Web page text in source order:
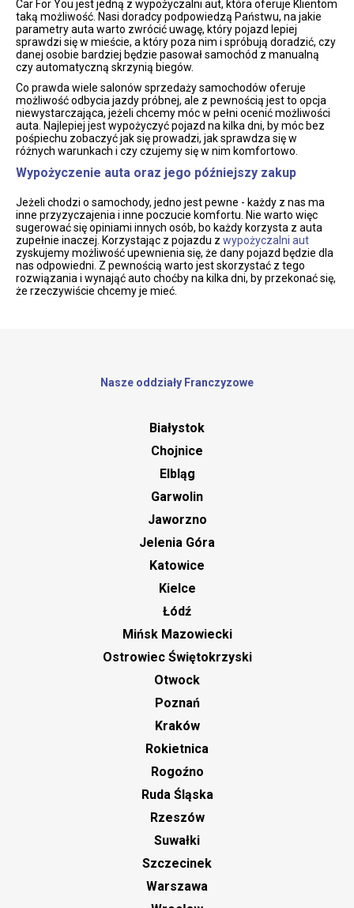
Car For You jest jedną z wypożyczalni aut, która oferuje Klientom
taką możliwość. Nasi doradcy podpowiedzą Państwu, na jakie
parametry auta warto zwrócić uwagę, który pojazd lepiej
sprawdzi się w mieście, a który poza nim i spróbują doradzić, czy
danej osobie bardziej będzie pasował samochód z manualną
czy automatyczną skrzynią biegów.
Co prawda wiele salonów sprzedaży samochodów oferuje
możliwość odbycia jazdy próbnej, ale z pewnością jest to opcja
niewystarczająca, jeżeli chcemy móc w pełni ocenić możliwości
auta. Najlepiej jest wypożyczyć pojazd na kilka dni, by móc bez
pośpiechu zobaczyć jak się prowadzi, jak sprawdza się w
różnych warunkach i czy czujemy się w nim komfortowo.
Wypożyczenie auta oraz jego późniejszy zakup
Jeżeli chodzi o samochody, jedno jest pewne - każdy z nas ma
inne przyzyczajenia i inne poczucie komfortu. Nie warto więc
sugerować się opiniami innych osób, bo każdy korzysta z auta
zupełnie inaczej. Korzystając z pojazdu z wypożyczalni aut
zyskujemy możliwość upewnienia się, że dany pojazd będzie dla
nas odpowiedni. Z pewnością warto jest skorzystać z tego
rozwiązania i wynająć auto choćby na kilka dni, by przekonać się,
że rzeczywiście chcemy je mieć.
Nasze oddziały Franczyzowe
Białystok
Chojnice
Elbląg
Garwolin
Jaworzno
Jelenia Góra
Katowice
Kielce
Łódź
Mińsk Mazowiecki
Ostrowiec Świętokrzyski
Otwock
Poznań
Kraków
Rokietnica
Rogoźno
Ruda Śląska
Rzeszów
Suwałki
Szczecinek
Warszawa